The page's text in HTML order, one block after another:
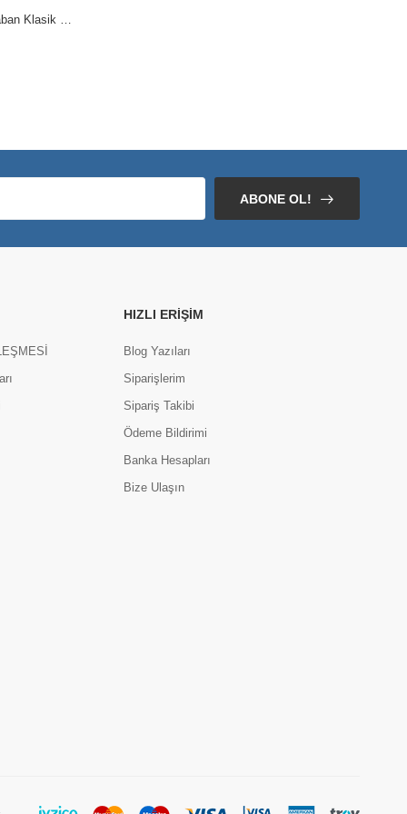
BA0005 Bağcıksız Yüksek Siyah Taban Klasik Cilt Deri Püsküllü Corcik Erkek Ayakkabı
ABONE OL!
HIZLI ERIŞIM
Blog Yazıları
Siparişlerim
Sipariş Takibi
Ödeme Bildirimi
Banka Hesapları
Bize Ulaşın